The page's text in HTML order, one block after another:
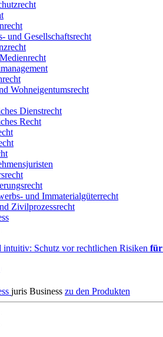
und Gesellschaftsrecht
Wohneigentumsrecht
Dienstrecht
Recht
und Immaterialgüterrecht
Zivilprozessrecht
intuitiv: Schutz vor rechtlichen Risiken für
juris Business zu den Produkten